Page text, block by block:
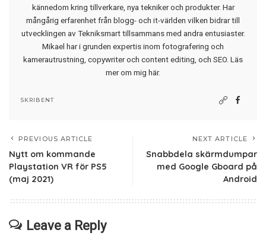
kännedom kring tillverkare, nya tekniker och produkter. Har
mångårig erfarenhet från blogg- och it-världen vilken bidrar till
utvecklingen av Tekniksmart tillsammans med andra entusiaster.
Mikael har i grunden expertis inom fotografering och
kamerautrustning, copywriter och content editing, och SEO. Läs
mer om mig här.
SKRIBENT
PREVIOUS ARTICLE
Nytt om kommande
Playstation VR för PS5
(maj 2021)
NEXT ARTICLE
Snabbdela skärmdumpar
med Google Gboard på
Android
Leave a Reply